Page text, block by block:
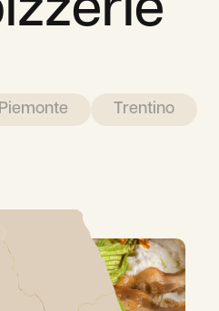
Piemonte Trentino